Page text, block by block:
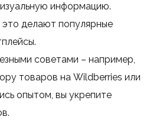
информацию.
делают популярные
советами – например,
товаров на Wildberries или
опытом, вы укрепите